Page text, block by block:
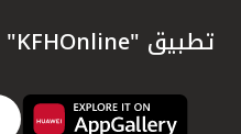
تطبيق "KFHOnline" للهواتف الذكية